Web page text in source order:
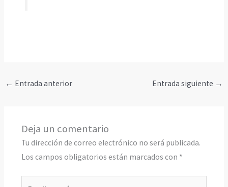
← Entrada anterior Entrada siguiente →
Deja un comentario
Tu dirección de correo electrónico no será publicada.
Los campos obligatorios están marcados con *